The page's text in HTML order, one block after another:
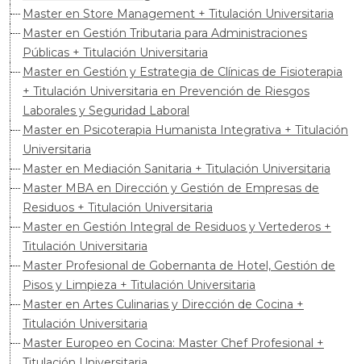
Master en Store Management + Titulación Universitaria
Master en Gestión Tributaria para Administraciones
Públicas + Titulación Universitaria
Master en Gestión y Estrategia de Clínicas de Fisioterapia
+ Titulación Universitaria en Prevención de Riesgos
Laborales y Seguridad Laboral
Master en Psicoterapia Humanista Integrativa + Titulación
Universitaria
Master en Mediación Sanitaria + Titulación Universitaria
Master MBA en Dirección y Gestión de Empresas de
Residuos + Titulación Universitaria
Master en Gestión Integral de Residuos y Vertederos +
Titulación Universitaria
Master Profesional de Gobernanta de Hotel, Gestión de
Pisos y Limpieza + Titulación Universitaria
Master en Artes Culinarias y Dirección de Cocina +
Titulación Universitaria
Master Europeo en Cocina: Master Chef Profesional +